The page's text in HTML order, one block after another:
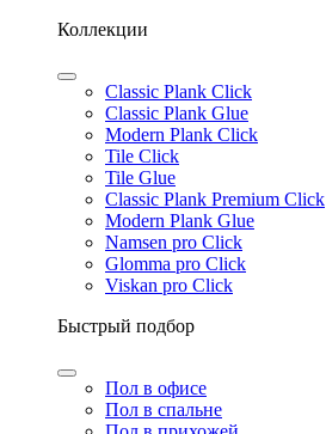
Коллекции
Classic Plank Click
Classic Plank Glue
Modern Plank Click
Tile Click
Tile Glue
Classic Plank Premium Click
Modern Plank Glue
Namsen pro Click
Glomma pro Click
Viskan pro Click
Быстрый подбор
Пол в офисе
Пол в спальне